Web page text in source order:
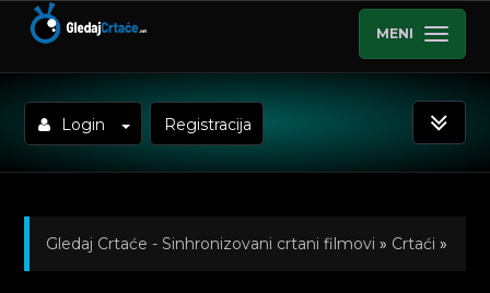
MENI
Login Registracija
Gledaj Crtaće - Sinhronizovani crtani filmovi » Crtaći »